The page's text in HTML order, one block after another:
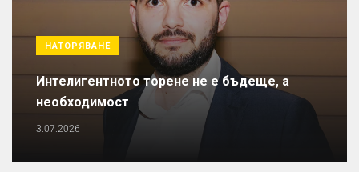
НАТОРЯВАНЕ
Интелигентното торене не е бъдеще, а
необходимост
3.07.2026